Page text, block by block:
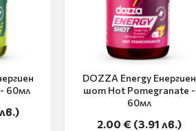
60мл
DOZZA Energy Енергиен
шот Hot Pomegranate -
60мл
2.00 € (3.91 лв.)